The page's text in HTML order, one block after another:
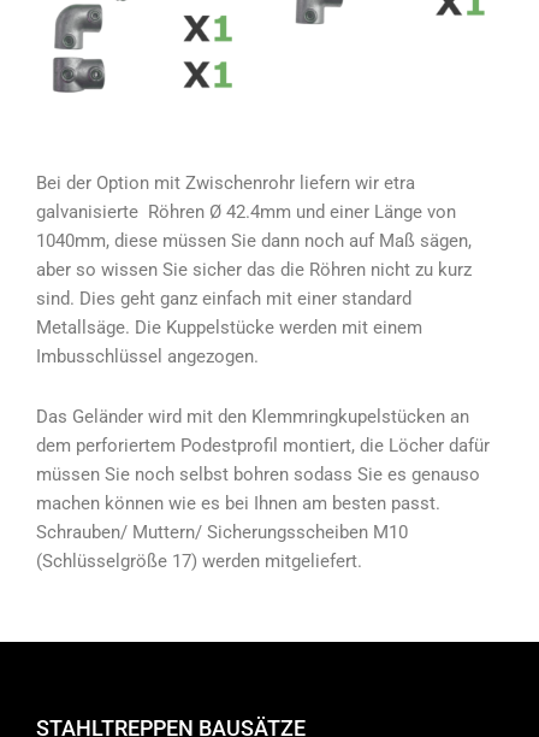
Bei der Option mit Zwischenrohr liefern wir etra
galvanisierte Röhren Ø 42.4mm und einer Länge von
1040mm, diese müssen Sie dann noch auf Maß sägen,
aber so wissen Sie sicher das die Röhren nicht zu kurz
sind. Dies geht ganz einfach mit einer standard
Metallsäge. Die Kuppelstücke werden mit einem
Imbusschlüssel angezogen.
Das Geländer wird mit den Klemmringkupelstücken an
dem perforiertem Podestprofil montiert, die Löcher dafür
müssen Sie noch selbst bohren sodass Sie es genauso
machen können wie es bei Ihnen am besten passt.
Schrauben/ Muttern/ Sicherungsscheiben M10
(Schlüsselgröße 17) werden mitgeliefert.
STAHLTREPPEN BAUSÄTZE